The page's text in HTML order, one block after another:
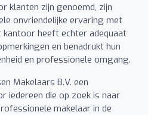
klanten zijn genoemd, zijn
onvriendelijke ervaring met
kantoor heeft echter adequaat
en benadrukt hun
en professionele omgang.
Makelaars B.V. een
iedereen die op zoek is naar
makelaar in de